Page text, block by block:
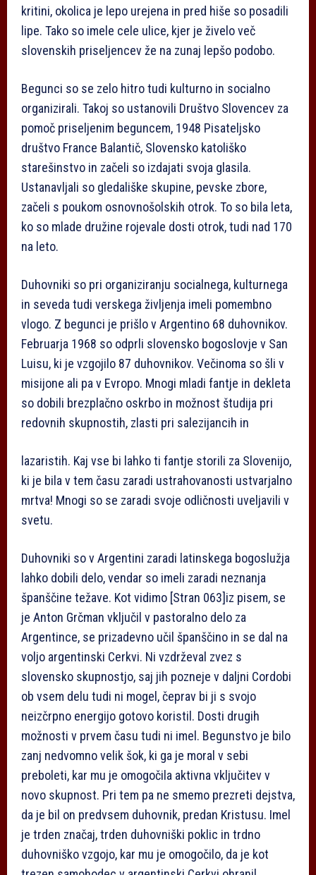
kritini, okolica je lepo urejena in pred hiše so posadili
lipe. Tako so imele cele ulice, kjer je živelo več
slovenskih priseljencev že na zunaj lepšo podobo.
Begunci so se zelo hitro tudi kulturno in socialno
organizirali. Takoj so ustanovili Društvo Slovencev za
pomoč priseljenim beguncem, 1948 Pisateljsko
društvo France Balantič, Slovensko katoliško
starešinstvo in začeli so izdajati svoja glasila.
Ustanavljali so gledališke skupine, pevske zbore,
začeli s poukom osnovnošolskih otrok. To so bila leta,
ko so mlade družine rojevale dosti otrok, tudi nad 170
na leto.
Duhovniki so pri organiziranju socialnega, kulturnega
in seveda tudi verskega življenja imeli pomembno
vlogo. Z begunci je prišlo v Argentino 68 duhovnikov.
Februarja 1968 so odprli slovensko bogoslovje v San
Luisu, ki je vzgojilo 87 duhovnikov. Večinoma so šli v
misijone ali pa v Evropo. Mnogi mladi fantje in dekleta
so dobili brezplačno oskrbo in možnost študija pri
redovnih skupnostih, zlasti pri salezijancih in
lazaristih. Kaj vse bi lahko ti fantje storili za Slovenijo,
ki je bila v tem času zaradi ustrahovanosti ustvarjalno
mrtva! Mnogi so se zaradi svoje odličnosti uveljavili v
svetu.
Duhovniki so v Argentini zaradi latinskega bogoslužja
lahko dobili delo, vendar so imeli zaradi neznanja
španščine težave. Kot vidimo [Stran 063]iz pisem, se
je Anton Grčman vključil v pastoralno delo za
Argentince, se prizadevno učil španščino in se dal na
voljo argentinski Cerkvi. Ni vzdrževal zvez s
slovensko skupnostjo, saj jih pozneje v daljni Cordobi
ob vsem delu tudi ni mogel, čeprav bi ji s svojo
neizčrpno energijo gotovo koristil. Dosti drugih
možnosti v prvem času tudi ni imel. Begunstvo je bilo
zanj nedvomno velik šok, ki ga je moral v sebi
preboleti, kar mu je omogočila aktivna vključitev v
novo skupnost. Pri tem pa ne smemo prezreti dejstva,
da je bil on predvsem duhovnik, predan Kristusu. Imel
je trden značaj, trden duhovniški poklic in trdno
duhovniško vzgojo, kar mu je omogočilo, da je kot